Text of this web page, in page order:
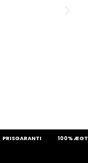
PRISGARANTI 100% ÆGTE